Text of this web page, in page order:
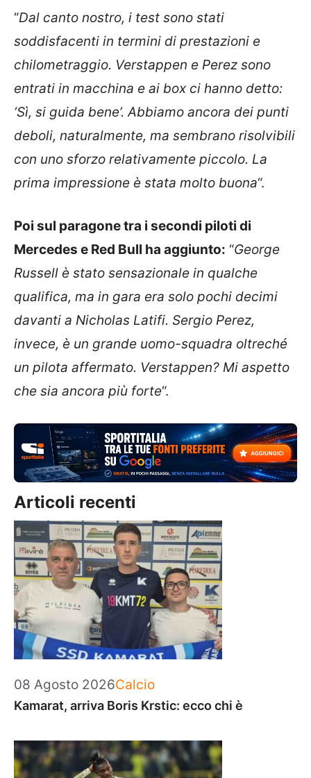
“Dal canto nostro, i test sono stati
soddisfacenti in termini di prestazioni e
chilometraggio. Verstappen e Perez sono
entrati in macchina e ai box ci hanno detto:
‘Sì, si guida bene’. Abbiamo ancora dei punti
deboli, naturalmente, ma sembrano risolvibili
con uno sforzo relativamente piccolo. La
prima impressione è stata molto buona“.
Poi sul paragone tra i secondi piloti di
Mercedes e Red Bull ha aggiunto: “George
Russell è stato sensazionale in qualche
qualifica, ma in gara era solo pochi decimi
davanti a Nicholas Latifi. Sergio Perez,
invece, è un grande uomo-squadra oltreché
un pilota affermato. Verstappen? Mi aspetto
che sia ancora più forte“.
Articoli recenti
08 Agosto 2026Categorie
Calcio
Kamarat, arriva Boris Krstic: ecco chi è